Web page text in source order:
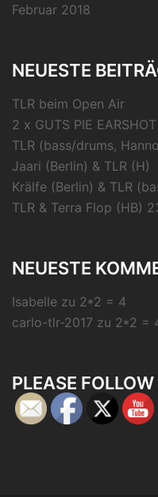
Februar 2018
NEUESTE
TLR beim Open Air
2 x GUTS PIE
TLR (bass/drums,
Jaari (Berlin) & TLR (H)
Krälfe (Berlin) & TLR
TLR & Terra Flop (HB)
NEUESTE
Isabelle zu 2*2 = 4
carlo-tlr-2017 zu 2*2 =
PLEASE